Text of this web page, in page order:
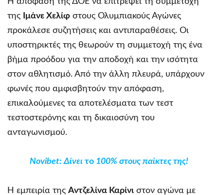
της
Ιμάνε Χελίφ στους Ολυμπιακούς Αγώνες
προκάλεσε συζητήσεις και αντιπαραθέσεις. Οι
υποστηρικτές της θεωρούν τη συμμετοχή της ένα
βήμα προόδου για την αποδοχή και την ισότητα
στον αθλητισμό. Από την άλλη πλευρά, υπάρχουν
φωνές που αμφισβητούν την απόφαση,
επικαλούμενες τα αποτελέσματα των τεστ
τεστοστερόνης και τη δικαιοσύνη του
ανταγωνισμού.
Novibet: Δίνει το 100% στους παίκτες της!
Η εμπειρία της Αντζελίνα Καρίνι στον αγώνα με